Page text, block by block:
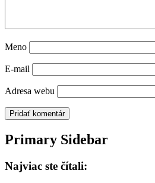
Meno
E-mail
Adresa webu
Primary Sidebar
Najviac ste čítali: